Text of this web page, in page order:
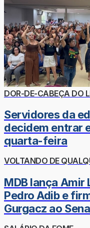
DOR-DE-CABEÇA DO
Servidores da
decidem entrar
quarta-feira
VOLTANDO DE
MDB lança
Pedro Adib e
Gurgacz ao